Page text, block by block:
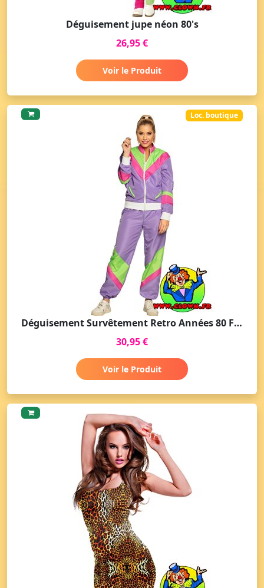
Déguisement jupe néon 80's
26,95 €
Voir le Produit
Loc. boutique
Déguisement Survêtement Retro Années 80 Femme
30,95 €
Voir le Produit